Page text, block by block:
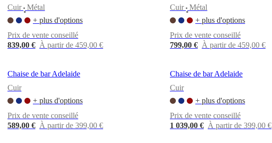
Cuir
•
Métal
+ plus d'options
Prix de vente conseillé
839,00 € À partir de 459,00 €
Cuir
•
Métal
+ plus d'options
Prix de vente conseillé
799,00 € À partir de 459,00 €
Chaise de bar Adelaide
Cuir
+ plus d'options
Prix de vente conseillé
589,00 € À partir de 399,00 €
Chaise de bar Adelaide
Cuir
+ plus d'options
Prix de vente conseillé
1 039,00 € À partir de 399,00 €